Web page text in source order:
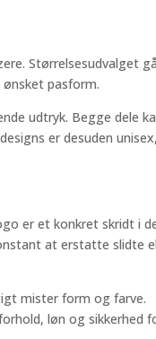
Størrelsesudvalget
pasform.
udtryk. Begge dele
er desuden
er et konkret skridt i
at erstatte slidte
mister form og farve.
løn og sikkerhed